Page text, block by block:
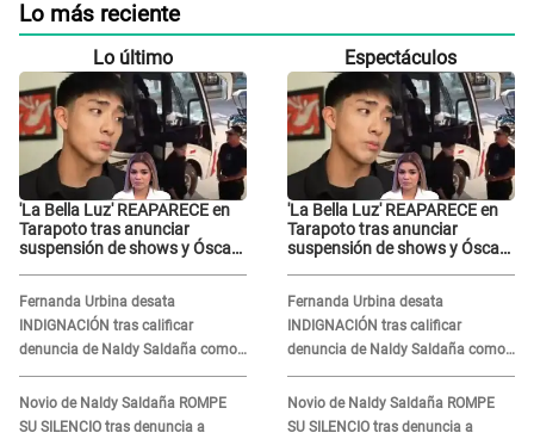
Lo más reciente
Lo último
'La Bella Luz' REAPARECE en
Tarapoto tras anunciar
suspensión de shows y Óscar
Fernanda Urbina desata
INDIGNACIÓN tras calificar
denuncia de Naldy Saldaña como
'acto bochornoso': "No es justo
atacar a otra mujer"
Novio de Naldy Saldaña ROMPE
SU SILENCIO tras denuncia a
Espectáculos
'La Bella Luz' REAPARECE en
Tarapoto tras anunciar
suspensión de shows y Óscar
Fernanda Urbina desata
INDIGNACIÓN tras calificar
denuncia de Naldy Saldaña como
'acto bochornoso': "No es justo
atacar a otra mujer"
Novio de Naldy Saldaña ROMPE
SU SILENCIO tras denuncia a